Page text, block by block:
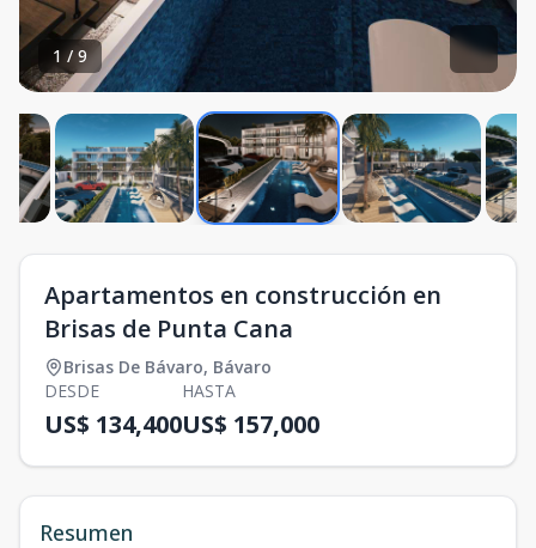
1/ 9
Apartamentos en construcción en
Brisas de Punta Cana
Brisas De Bávaro, Bávaro
DESDE
US$ 134,400
HASTA
US$ 157,000
Resumen